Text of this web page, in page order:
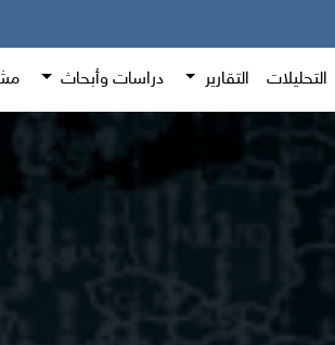
التحليلات التقارير دراسات وأبحاث